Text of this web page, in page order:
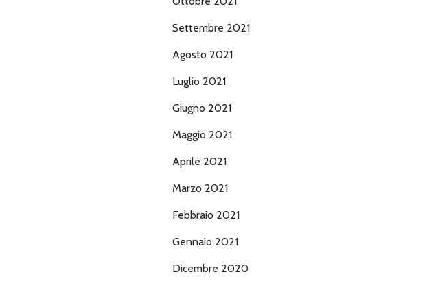
Settembre 2021
Agosto 2021
Luglio 2021
Giugno 2021
Maggio 2021
Aprile 2021
Marzo 2021
Febbraio 2021
Gennaio 2021
Dicembre 2020